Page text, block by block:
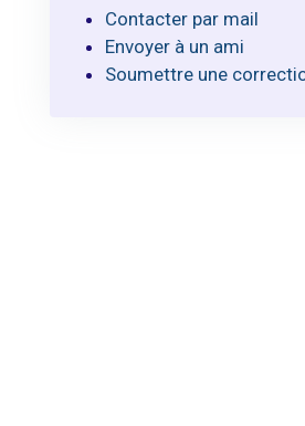
Contacter par mail
Envoyer à un ami
Soumettre une